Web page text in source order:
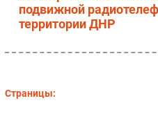
РАЗДЕЛЫ
Мероприятия
подвижной
территории ДНР
Страницы: